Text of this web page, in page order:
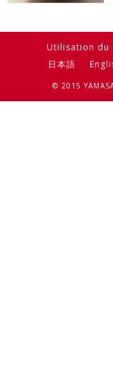
Utilisation du
日本語
© 2015